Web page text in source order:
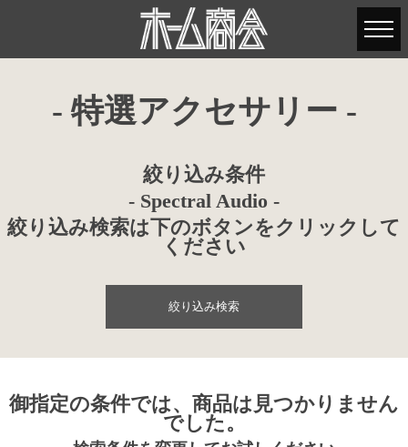
- 特選アクセサリー -
絞り込み条件
- Spectral Audio -
絞り込み検索は下のボタンをクリックして
ください
絞り込み検索
御指定の条件では、商品は見つかりません
でした。